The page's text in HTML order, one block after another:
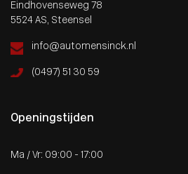
Eindhovenseweg 78
5524 AS, Steensel
info@automensinck.nl
(0497) 51 30 59
Openingstijden
Ma / Vr: 09:00 - 17:00